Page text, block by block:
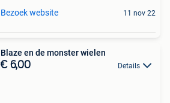
Bezoek website 11 nov 22
Blaze en de monster wielen
€ 6,00 Details